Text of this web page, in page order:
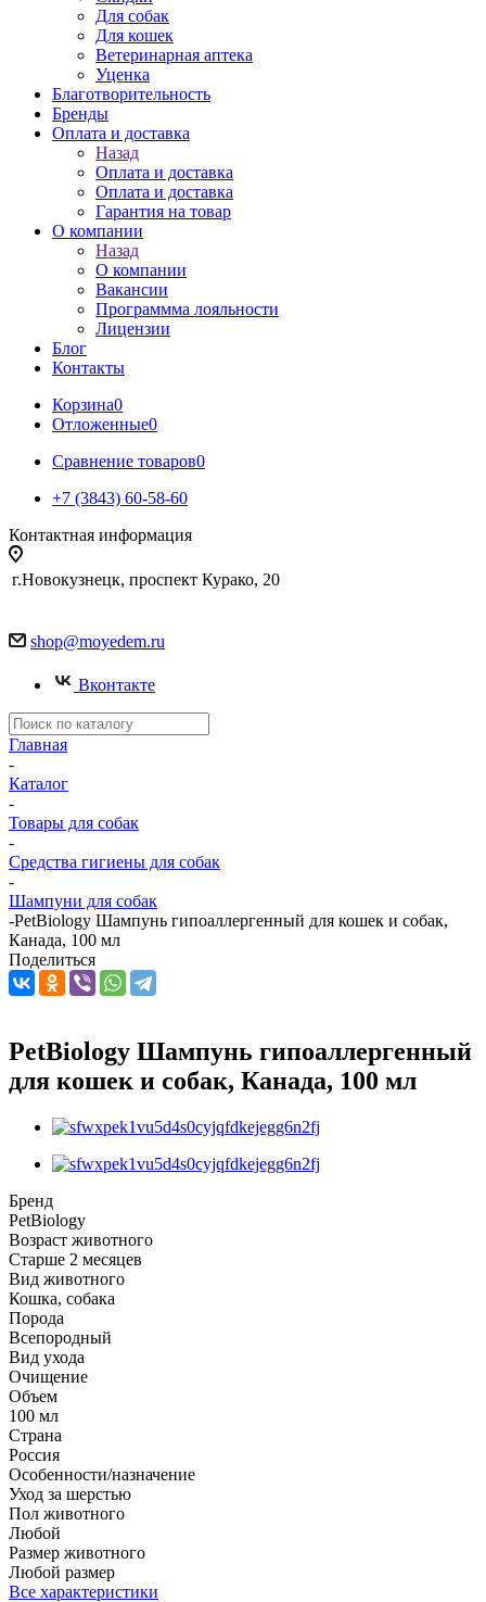
Для собак
Для кошек
Ветеринарная аптека
Уценка
Благотворительность
Бренды
Оплата и доставка
Назад
Оплата и доставка
Оплата и доставка
Гарантия на товар
О компании
Назад
О компании
Вакансии
Программма лояльности
Лицензии
Блог
Контакты
Корзина0
Отложенные0
Сравнение товаров0
+7 (3843) 60-58-60
Контактная информация
г.Новокузнецк, проспект Курако, 20
shop@moyedem.ru
Вконтакте
Главная
-
Каталог
-
Товары для собак
-
Средства гигиены для собак
-
Шампуни для собак
-PetBiology Шампунь гипоаллергенный для кошек и собак,
Канада, 100 мл
Поделиться
PetBiology Шампунь гипоаллергенный
для кошек и собак, Канада, 100 мл
Бренд
PetBiology
Возраст животного
Старше 2 месяцев
Вид животного
Кошка, собака
Порода
Всепородный
Вид ухода
Очищение
Объем
100 мл
Страна
Россия
Особенности/назначение
Уход за шерстью
Пол животного
Любой
Размер животного
Любой размер
Все характеристики